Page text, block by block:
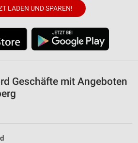
LADEN UND SPAREN!
Geschäfte mit Angeboten